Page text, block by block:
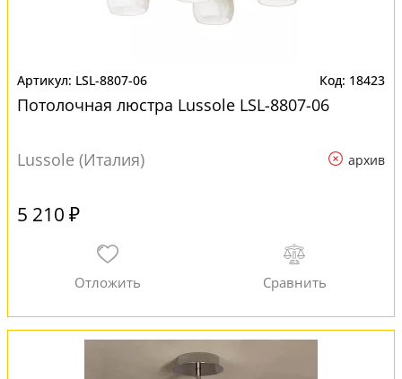
LSL-8807-06 18423
Потолочная люстра Lussole LSL-8807-06
Lussole (Италия) архив
5 210 ₽